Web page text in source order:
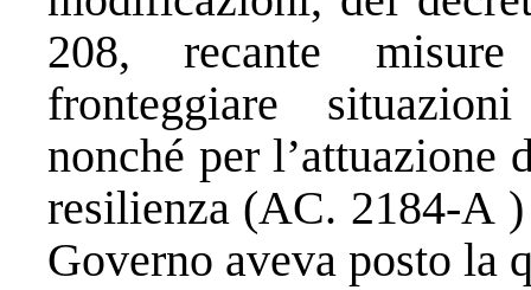
208, recante
fronteggiare
nonché per l’attuazione
resilienza (AC. 2184-A
Governo aveva posto la